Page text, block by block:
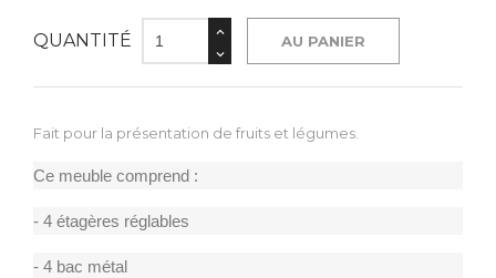
QUANTITÉ AU PANIER
Fait pour la présentation de fruits et légumes.
Ce meuble comprend :
- 4 étagères réglables
- 4 bac métal